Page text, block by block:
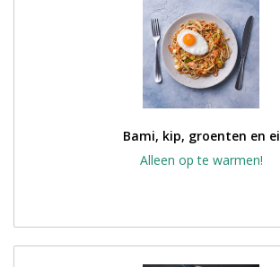
Bami, kip, groenten en ei
Alleen op te warmen!